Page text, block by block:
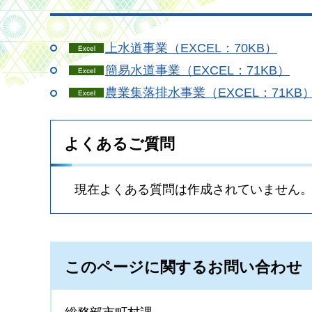
上水道事業（EXCEL：70KB）
簡易水道事業（EXCEL：71KB）
農業集落排水事業（EXCEL：71KB
よくあるご質問
現在よくある質問は作成されていません。
このページに関するお問い合わせ